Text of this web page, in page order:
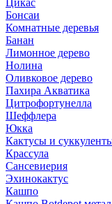
Бонсаи
Комнатные деревья
Банан
Лимонное дерево
Нолина
Оливковое дерево
Пахира Акватика
Цитрофортунелла
Шеффлера
Юкка
Кактусы и
Крассула
Сансевиерия
Эхинокактус
Кашпо